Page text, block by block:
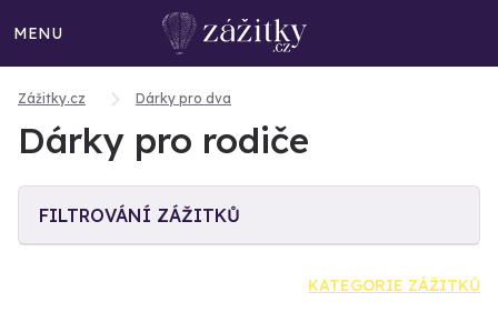
MENU
Zážitky.cz Dárky pro dva
Dárky pro rodiče
FILTROVÁNÍ ZÁŽITKŮ
KATEGORIE ZÁŽITKŮ